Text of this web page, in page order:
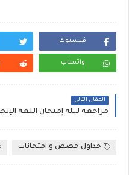
فيسبوك
واتساب
المقال التالي
جداول حصص و امتحانات